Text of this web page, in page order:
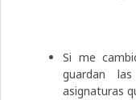
Si me
guardan
asignaturas